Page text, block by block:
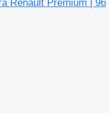
Renault Premium | 96